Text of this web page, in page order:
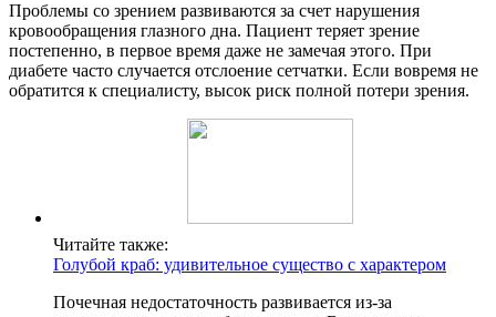
Проблемы со зрением развиваются за счет нарушения
кровообращения глазного дна. Пациент теряет зрение
постепенно, в первое время даже не замечая этого. При
диабете часто случается отслоение сетчатки. Если вовремя не
обратится к специалисту, высок риск полной потери зрения.
Читайте также:
Голубой краб: удивительное существо с характером
Почечная недостаточность развивается из-за